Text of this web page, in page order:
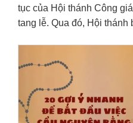
tục của Hội thánh Công
tang lễ. Qua đó, Hội thánh